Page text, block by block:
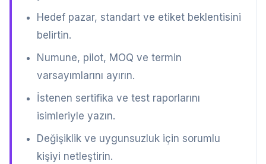
Hedef pazar, standart ve etiket beklentisini
belirtin.
Numune, pilot, MOQ ve termin
varsayımlarını ayırın.
İstenen sertifika ve test raporlarını
isimleriyle yazın.
Değişiklik ve uygunsuzluk için sorumlu
kişiyi netleştirin.